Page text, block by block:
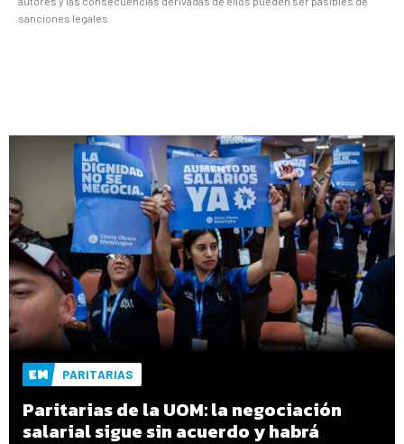
sanciones legales.
PARITARIAS
Paritarias de la UOM: la negociación
salarial sigue sin acuerdo y habrá